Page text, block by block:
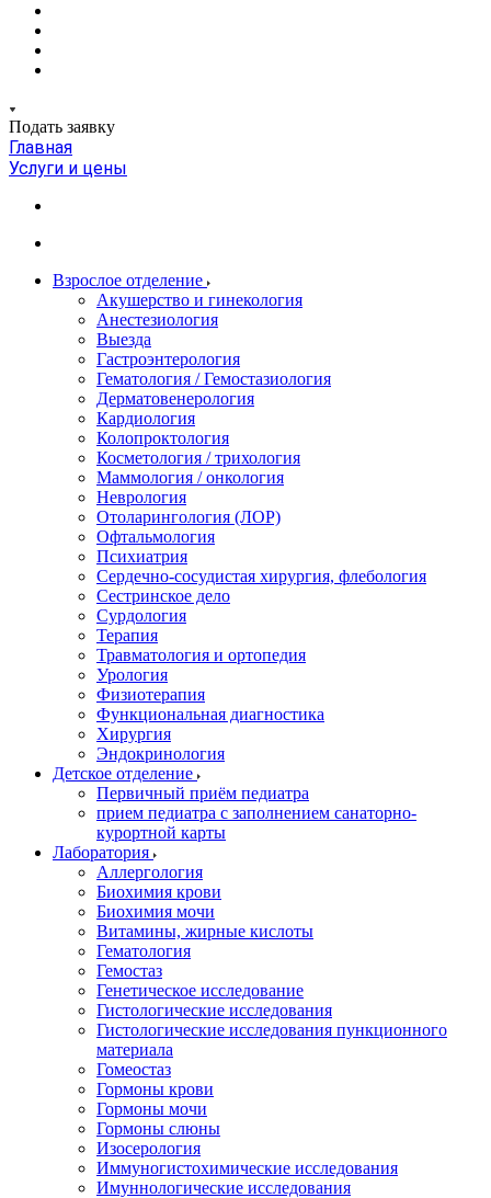
Подать заявку
Главная
Услуги и цены
Взрослое отделение
Акушерство и гинекология
Анестезиология
Выезда
Гастроэнтерология
Гематология / Гемостазиология
Дерматовенерология
Кардиология
Колопроктология
Косметология / трихология
Маммология / онкология
Неврология
Отоларингология (ЛОР)
Офтальмология
Психиатрия
Сердечно-сосудистая хирургия, флебология
Сестринское дело
Сурдология
Терапия
Травматология и ортопедия
Урология
Физиотерапия
Функциональная диагностика
Хирургия
Эндокринология
Детское отделение
Первичный приём педиатра
прием педиатра с заполнением санаторно-
курортной карты
Лаборатория
Аллергология
Биохимия крови
Биохимия мочи
Витамины, жирные кислоты
Гематология
Гемостаз
Генетическое исследование
Гистологические исследования
Гистологические исследования пункционного
материала
Гомеостаз
Гормоны крови
Гормоны мочи
Гормоны слюны
Изосерология
Иммуногистохимические исследования
Имуннологические исследования